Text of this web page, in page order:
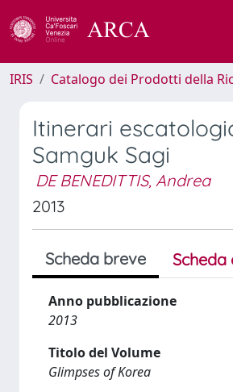
IRIS Catalogo dei Prodotti della
Itinerari
Samguk Sagi
DE BENEDITTIS, Andrea
2013
Scheda breve
Anno pubblicazione
2013
Titolo del Volume
Glimpses of Korea